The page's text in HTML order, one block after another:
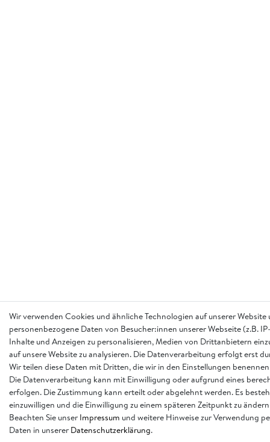
Wir verwenden Cookies und ähnliche Technologien auf unserer
personenbezogene Daten von Besucher:innen unserer Webseite (z.B.
Inhalte und Anzeigen zu personalisieren, Medien von Drittanbietern
auf unsere Website zu analysieren. Die Datenverarbeitung erfolgt erst
Wir teilen diese Daten mit Dritten, die wir in den Einstellungen
Die Datenverarbeitung kann mit Einwilligung oder aufgrund eines
erfolgen. Die Zustimmung kann erteilt oder abgelehnt werden. Es
einzuwilligen und die Einwilligung zu einem späteren Zeitpunkt zu
Beachten Sie unser Impressum und weitere Hinweise zur Verwendung
Daten in unserer Daten­schutz­erklärung.